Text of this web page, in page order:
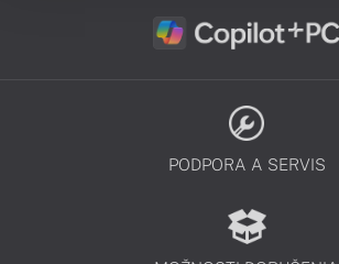
PODPORA A SERVIS